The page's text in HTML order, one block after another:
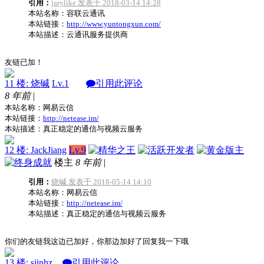
引用： jarylike 发表于 2018-03-14 14:28
本站名称：容联云通讯
本站链接： http://www.yuntongxun.com/
本站描述：云通讯服务提供商
友链已加！
引用此评论
11 楼: 烧碱 Lv.1
8 年前 |
本站名称：网易云信
本站链接： http://netease.im/
本站描述：真正稳定的通信与视频云服务
12 楼: JackJiang Lv.9
楼主 8 年前 |
引用： 烧碱 发表于 2018-05-14 14:10
本站名称：网易云信
本站链接： http://netease.im/
本站描述：真正稳定的通信与视频云服务
你们的友链我这边已加好，你那边加好了回复我一下哦